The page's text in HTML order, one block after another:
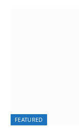
FEATURED